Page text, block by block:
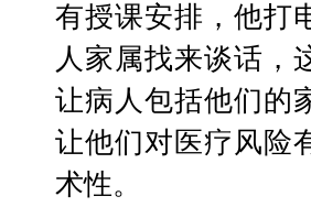
有授课安排，他打
人家属找来谈话，
让病人包括他们的
让他们对医疗风险
术性。